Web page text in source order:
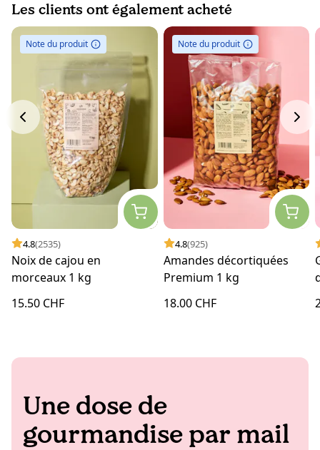
Les clients ont également acheté
Note du produit
4.8(2535)
Noix de cajou en
morceaux 1 kg
15.50 CHF
Note du produit
4.8(925)
Amandes décortiquées
Premium 1 kg
18.00 CHF
Une dose de
gourmandise par mail